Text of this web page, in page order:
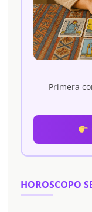
Primera
HOROSCOPO